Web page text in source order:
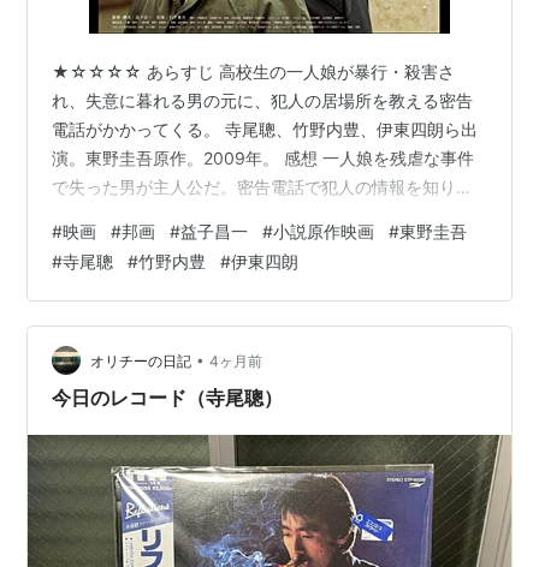
★☆☆☆☆ あらすじ 高校生の一人娘が暴行・殺害さ
れ、失意に暮れる男の元に、犯人の居場所を教える密告
電話がかかってくる。 寺尾聰、竹野内豊、伊東四朗ら出
演。東野圭吾原作。2009年。 感想 一人娘を残虐な事件
で失った男が主人公だ。密告電話で犯人の情報を知り、
のまま知らされた住所に行って部屋に侵入し、帰ってき
た犯人を殺すのは違和感があった。普通はまず警察に連
絡しようとするだろうし、部屋に入るときは逡巡するだ
ろうし、犯人を襲う時は相当な決意が必要だったはず
だ。それに至るまでの怒りや悲しみ、警察への不信感、
そこから生まれた覚悟など、主人公の心情がな…
#映画 #邦画 #益子昌一 #小説原作映画 #東野圭吾
#寺尾聰 #竹野内豊 #伊東四朗
オリチーの日記 • 4ヶ月前
今日のレコード（寺尾聰）